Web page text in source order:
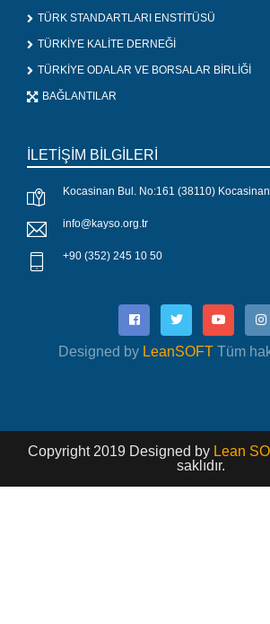
TÜRK STANDARTLARI ENSTİTÜSÜ
TÜRKİYE KALİTE DERNEĞİ
TÜRKİYE ODALAR VE BORSALAR BİRLİĞİ
BAĞLANTILAR
İLETİŞİM BİLGİLERİ
Kocasinan Bul. No:161 (38110)
info@kayso.org.tr
+90 (352) 245 10 50
Designed by LeanSOFTTüm
Copyright 2019 Designed by Lean
saklıdır.